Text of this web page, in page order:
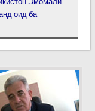
оид ба